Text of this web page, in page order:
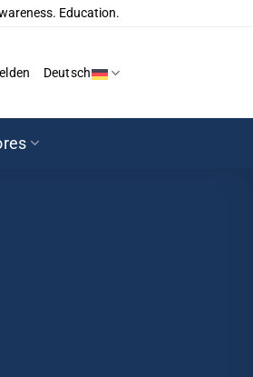
Education.
Deutsch